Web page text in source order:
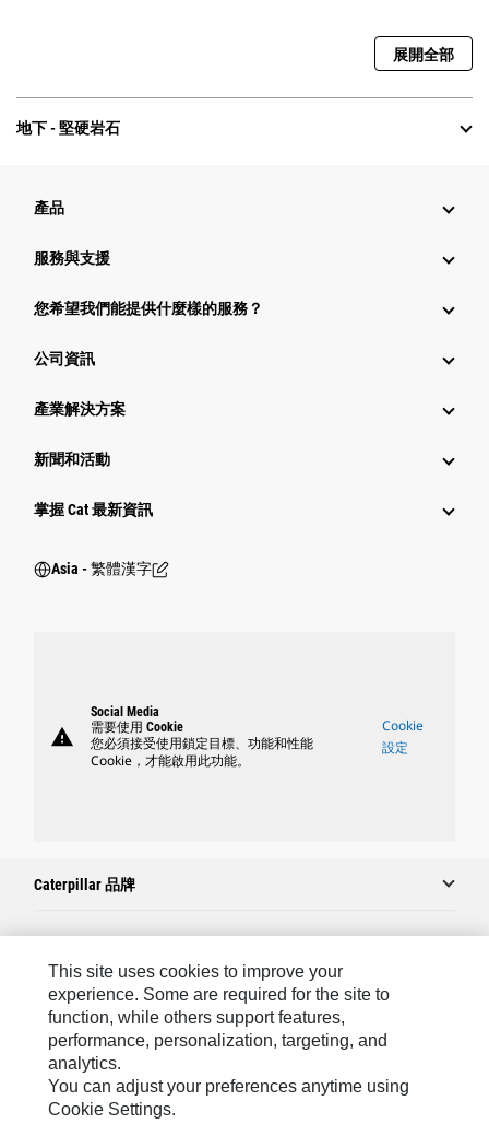
展開全部
地下 - 堅硬岩石
產品
服務與支援
您希望我們能提供什麼樣的服務？
公司資訊
產業解決方案
新聞和活動
掌握 Cat 最新資訊
Asia - 繁體漢字
warning
Social Media
需要使用 Cookie
您必須接受使用鎖定目標、功能和性能
Cookie，才能啟用此功能。
Cookie
設定
Caterpillar 品牌
Caterpillar.com
聯絡 Caterpillar
我的行銷偏好設定
網站地圖
Cookie Settings
This site uses cookies to improve your
experience. Some are required for the site to
function, while others support features,
performance, personalization, targeting, and
analytics.
You can adjust your preferences anytime using
Cookie Settings.